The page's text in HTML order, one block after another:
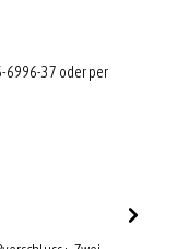
6996-37 oder per